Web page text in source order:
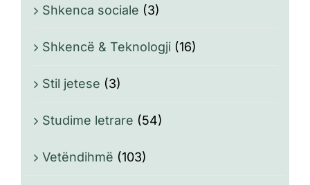
Shkenca sociale (3)
Shkencë & Teknologji (16)
Stil jetese (3)
Studime letrare (54)
Vetëndihmë (103)